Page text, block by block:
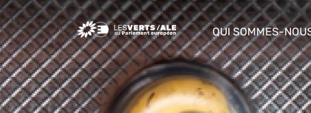
Greens/EFA Home
QUI SOMMES-
show/hide sub